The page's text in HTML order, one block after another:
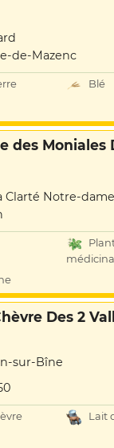
de-Mazenc
Blé
des Moniales
Clarté Notre-dame
Des 2
sur-Bîne
Lait